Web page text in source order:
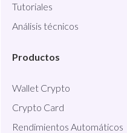
Tutoriales
Análisis técnicos
Productos
Wallet Crypto
Crypto Card
Rendimientos Automáticos